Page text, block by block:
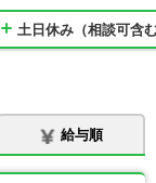
土日休み（相談可含
給与順